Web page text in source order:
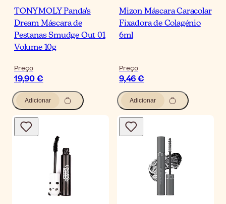
TONYMOLY Panda's
Dream Máscara de
Pestanas Smudge Out 01
Volume 10g
Preço
19,90 €
Adicionar
Mizon Máscara Caracolar
Fixadora de Colagénio
6ml
Preço
9,46 €
Adicionar